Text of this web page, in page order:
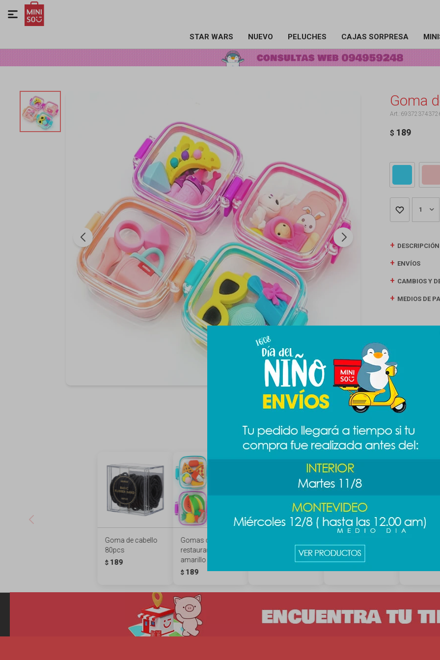
STAR WARS NUEVO PELUCHES CAJAS SORPRESA

Goma
$ 189
1
DESCRIPCIÓN
ENVÍOS
CAMBIOS Y
MEDIOS DE
Productos que te pueden interesar
Goma de cabello
80pcs
$ 189
Gomas de borrar
restaurante -
amarillo
$ 189
cabello - amarillo
Sanrio - Kitty
$ 219
Goma de
Pixar